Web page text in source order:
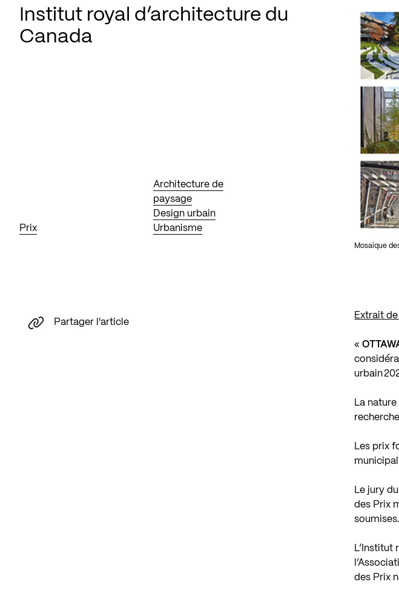
Institut royal d’architecture du
Canada
Prix
Architecture de
paysage
Design urbain
Urbanisme
Mosaique
Extrait de
«
urbain
La
Les prix
Le jury
des Prix
soumises.
L’Institut
des Prix
Partager l'article